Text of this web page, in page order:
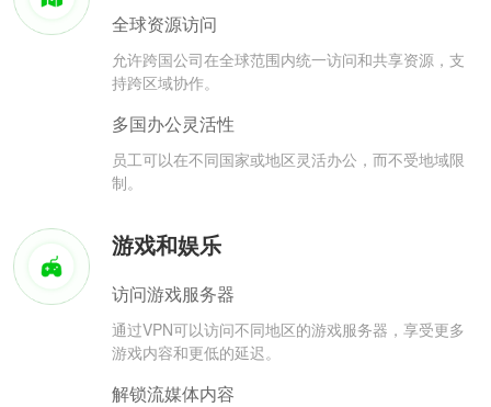
全球资源访问
允许跨国公司在全球范围内统一访问和共享资源，支
持跨区域协作。
多国办公灵活性
员工可以在不同国家或地区灵活办公，而不受地域限
制。
游戏和娱乐
访问游戏服务器
通过VPN可以访问不同地区的游戏服务器，享受更多
游戏内容和更低的延迟。
解锁流媒体内容